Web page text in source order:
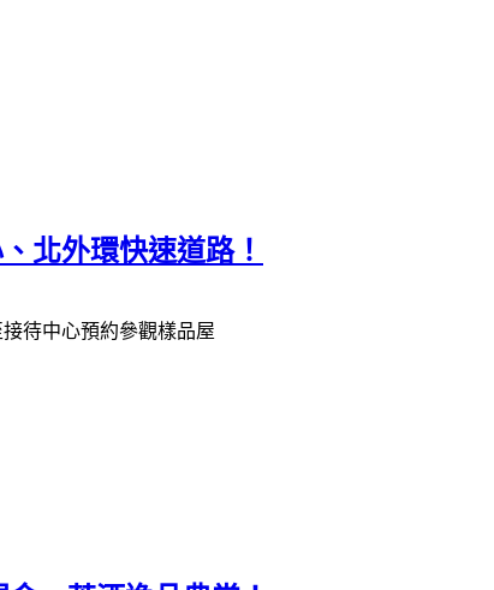
北外環快速道路！
待中心預約參觀樣品屋